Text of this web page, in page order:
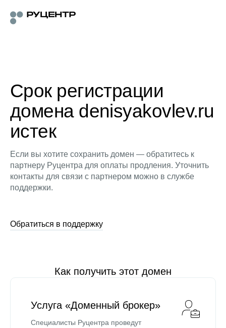
Срок регистрации
домена denisyakovlev.ru
истек
Если вы хотите сохранить домен — обратитесь к
партнеру Руцентра для оплаты продления. Уточнить
контакты для связи с партнером можно в службе
поддержки.
Обратиться в поддержку
Как получить этот домен
Услуга «Доменный брокер»
Специалисты Руцентра проведут